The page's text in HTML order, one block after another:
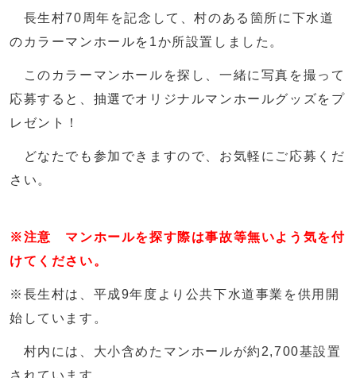
長生村70周年を記念して、村のある箇所に下水道
のカラーマンホールを1か所設置しました。
このカラーマンホールを探し、一緒に写真を撮って
応募すると、抽選でオリジナルマンホールグッズをプ
レゼント！
どなたでも参加できますので、お気軽にご応募くだ
さい。
※注意 マンホールを探す際は事故等無いよう気を付
けてください。
※長生村は、平成9年度より公共下水道事業を供用開
始しています。
村内には、大小含めたマンホールが約2,700基設置